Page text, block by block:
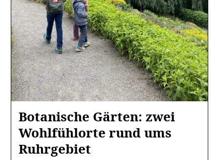
Botanische Gärten: zwei
Wohlfühlorte rund ums
Ruhrgebiet